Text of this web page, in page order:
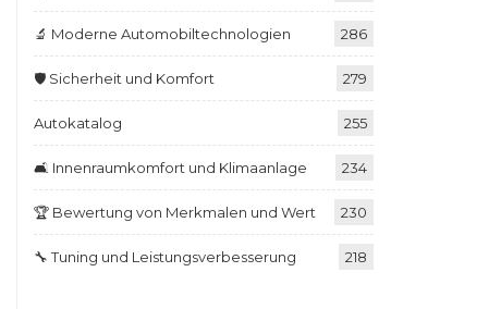
🔬 Moderne Automobiltechnologien 286
🛡️ Sicherheit und Komfort 279
Autokatalog 255
🛋️ Innenraumkomfort und Klimaanlage 234
🏆 Bewertung von Merkmalen und Wert 230
🔧 Tuning und Leistungsverbesserung 218